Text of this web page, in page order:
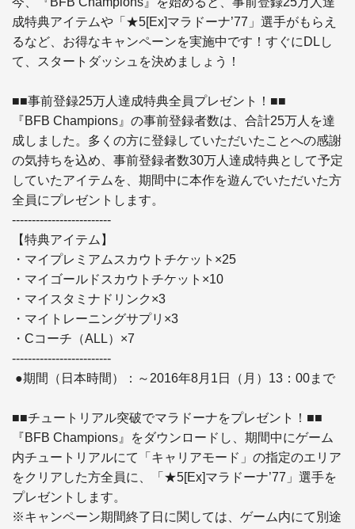
成特典アイテムや「★5[Ex]マラドーナ’77」選手がもらえ
るなど、お得なキャンペーンを実施中です！すぐにDLし
て、スタートダッシュを決めましょう！
■■事前登録25万人達成特典全員プレゼント！■■
『BFB Champions』の事前登録者数は、合計25万人を達
成しました。多くの方に登録していただいたことへの感謝
の気持ちを込め、事前登録者数30万人達成特典として予定
していたアイテムを、期間中に本作を遊んでいただいた方
全員にプレゼントします。
-------------------------
【特典アイテム】
・マイプレミアムスカウトチケット×25
・マイゴールドスカウトチケット×10
・マイスタミナドリンク×3
・マイトレーニングサプリ×3
・Cコーチ（ALL）×7
-------------------------
■■チュートリアル突破でマラドーナをプレゼント！■■
『BFB Champions』をダウンロードし、期間中にゲーム
内チュートリアルにて「キャリアモード」の指定のエリア
をクリアした方全員に、「★5[Ex]マラドーナ’77」選手を
プレゼントします。
※キャンペーン期間終了日に関しては、ゲーム内にて別途